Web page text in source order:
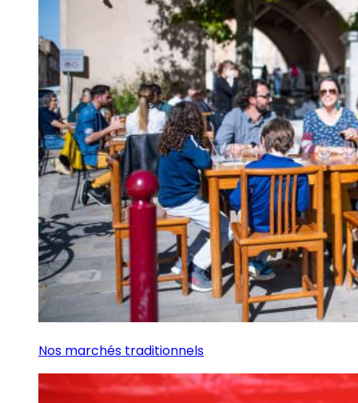
Nos marchés traditionnels